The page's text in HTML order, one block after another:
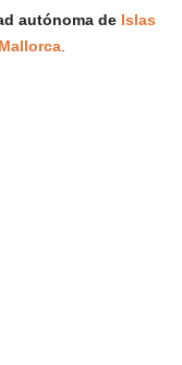
autónoma de Islas
Mallorca